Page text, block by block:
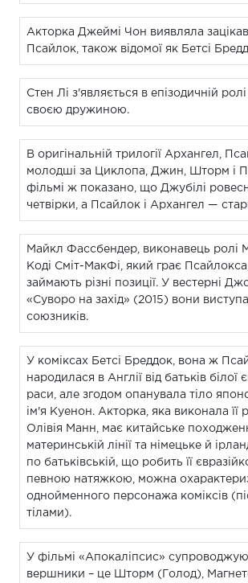
Акторка Джеймі Чон виявляла
Псайлок, також відомої як Бетсі
Стен Лі з'являється в епізодичній ролі
своєю дружиною.
В оригінальній трилогії Архангел,
молодші за Циклопа, Джин, Шторм і
фільмі ж показано, що Джубілі
четвірки, а Псайлок і Архангел —
Майкл Фассбендер, виконавець ролі
Коді Сміт-МакФі, який грає
займають різні позиції. У вестерні
«Суворо на захід» (2015) вони
союзників.
У коміксах Бетсі Бреддок, вона ж
народилася в Англії від батьків білої
раси, але згодом опанувала тіло
ім'я Куенон. Акторка, яка виконала її
Олівія Манн, має китайське
материнській лінії та німецьке й
по батьківській, що робить її
певною натяжкою, можна
однойменного персонажа коміксів
тілами).
У фільмі «Апокаліпсис»
вершники – це Шторм (Голод),